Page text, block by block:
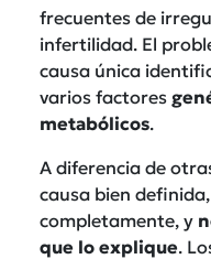
frecuentes de
infertilidad. El
causa única
varios factores
metabólicos.
A diferencia de
causa bien
completamente, y
que lo explique.